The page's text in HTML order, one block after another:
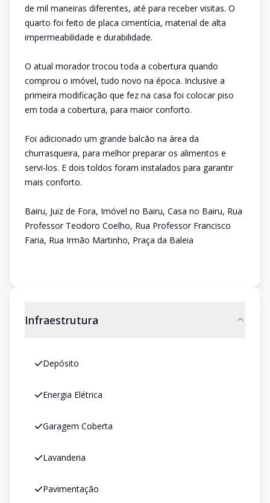
de mil maneiras diferentes, até para receber visitas. O
quarto foi feito de placa cimentícia, material de alta
impermeabilidade e durabilidade.
O atual morador trocou toda a cobertura quando
comprou o imóvel, tudo novo na época. Inclusive a
primeira modificação que fez na casa foi colocar piso
em toda a cobertura, para maior conforto.
Foi adicionado um grande balcão na área da
churrasqueira, para melhor preparar os alimentos e
servi-los. E dois toldos foram instalados para garantir
mais conforto.
Bairu, Juiz de Fora, Imóvel no Bairu, Casa no Bairu, Rua
Professor Teodoro Coelho, Rua Professor Francisco
Faria, Rua Irmão Martinho, Praça da Baleia
Infraestrutura
Depósito
Energia Elétrica
Garagem Coberta
Lavanderia
Pavimentação